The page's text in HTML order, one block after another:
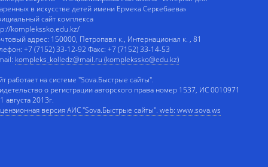
в искусстве детей имени Ермека Серкебаева»
сайт комплекса
komplekssko.edu.kz/
адрес: 150000, Петропавл к., Интернационал к. , 81
+7 (7152) 33-12-92 Факс: +7 (7152) 33-14-53
kompleks_kolledz@mail.ru (komplekssko@edu.kz)
работает на системе "Sova.Быстрые сайты".
о регистрации авторского права номер 1537, ИС 0010971
августа 2013г.
версия АИС "Sova.Быстрые сайты". web: www.sova.ws